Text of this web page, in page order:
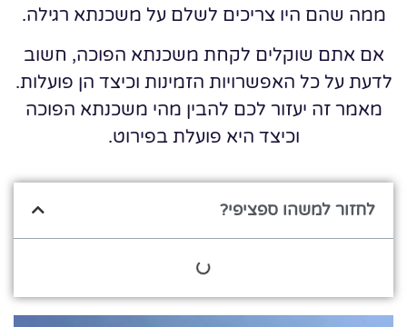
ממה שהם היו צריכים לשלם על משכנתא רגילה.
אם אתם שוקלים לקחת משכנתא הפוכה, חשוב
לדעת על כל האפשרויות הזמינות וכיצד הן פועלות.
מאמר זה יעזור לכם להבין מהי משכנתא הפוכה
וכיצד היא פועלת בפירוט.
לחזור למשהו ספציפי?